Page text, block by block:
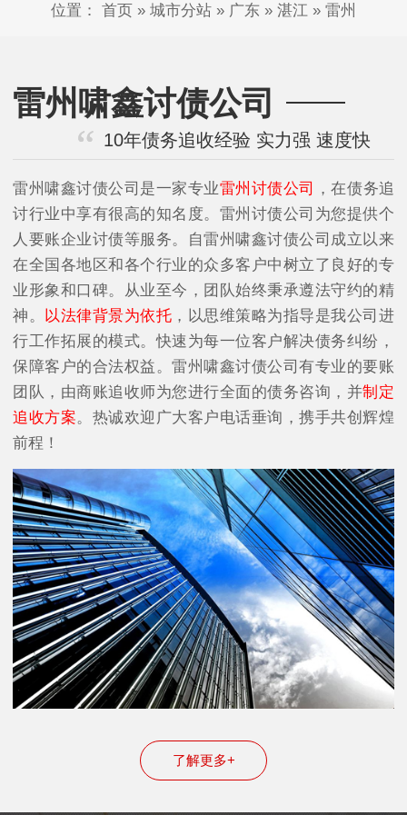
位置： 首页 » 城市分站 » 广东 » 湛江 » 雷州
雷州啸鑫讨债公司
10年债务追收经验 实力强 速度快
雷州啸鑫讨债公司是一家专业雷州讨债公司
，在债务追
讨行业中享有很高的知名度。雷州讨债公司为您提供个
人要账企业讨债等服务。自雷州啸鑫讨债公司成立以来
在全国各地区和各个行业的众多客户中树立了良好的专
业形象和口碑。从业至今，团队始终秉承遵法守约的精
神。
以法律背景为依托 ，以思维策略为指导是我公司进
行工作拓展的模式。快速为每一位客户解决债务纠纷，
保障客户的合法权益。雷州啸鑫讨债公司有专业的要账
团队，由商账追收师为您进行全面的债务咨询，并制定
追收方案。热诚欢迎广大客户电话垂询，携手共创辉煌
前程！
了解更多+